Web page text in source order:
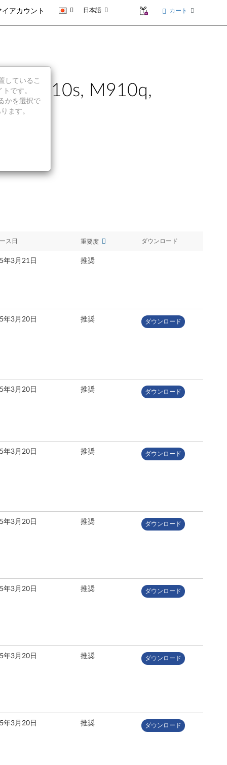
イアカウント 日本語 カート
M910s, M910q,
ス日 重要度 ダウンロード
年3月21日 推奨
年3月20日 推奨 ダウンロード
年3月20日 推奨 ダウンロード
年3月20日 推奨 ダウンロード
年3月20日 推奨 ダウンロード
年3月20日 推奨 ダウンロード
年3月20日 推奨 ダウンロード
年3月20日 推奨 ダウンロード
しているこ
です。
かを選択で
ます。